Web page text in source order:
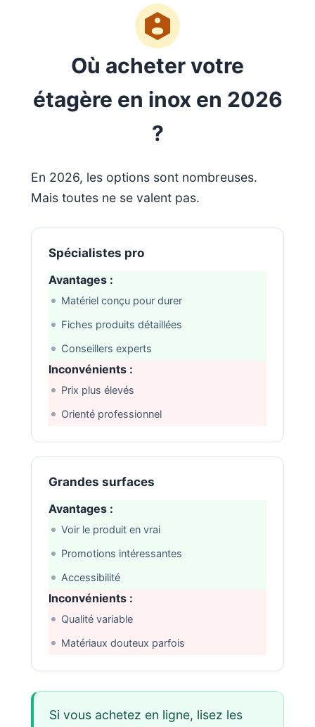
Où acheter votre
étagère en inox en 2026
?
En 2026, les options sont nombreuses.
Mais toutes ne se valent pas.
Spécialistes pro
Avantages :
Matériel conçu pour durer
Fiches produits détaillées
Conseillers experts
Inconvénients :
Prix plus élevés
Orienté professionnel
Grandes surfaces
Avantages :
Voir le produit en vrai
Promotions intéressantes
Accessibilité
Inconvénients :
Qualité variable
Matériaux douteux parfois
Si vous achetez en ligne, lisez les